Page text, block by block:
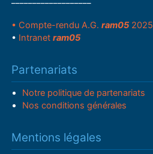
• Compte-rendu A.G.ram05 2025
• Intranetram05
Partenariats
Notre politique de partenariats
Nos conditions générales
Mentions légales